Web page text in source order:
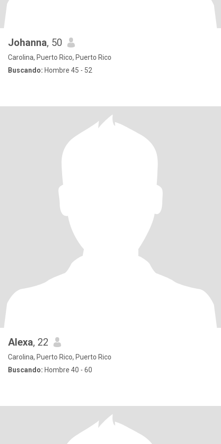
Johanna, 50
Carolina, Puerto Rico, Puerto Rico
Buscando: Hombre 45 - 52
Alexa, 22
Carolina, Puerto Rico, Puerto Rico
Buscando: Hombre 40 - 60